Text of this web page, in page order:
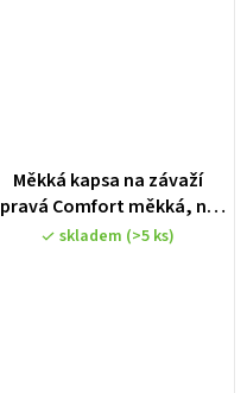
Měkká kapsa na závaží
pravá Comfort měkká, na
backplate - s vnitřní kapsou
skladem (>5 ks)